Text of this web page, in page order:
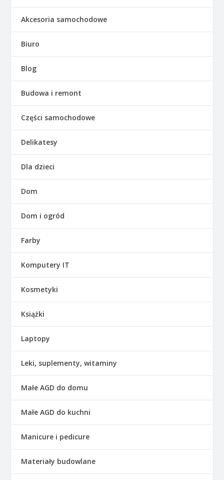
Akcesoria samochodowe
Biuro
Blog
Budowa i remont
Części samochodowe
Delikatesy
Dla dzieci
Dom
Dom i ogród
Farby
Komputery IT
Kosmetyki
Książki
Laptopy
Leki, suplementy, witaminy
Małe AGD do domu
Małe AGD do kuchni
Manicure i pedicure
Materiały budowlane